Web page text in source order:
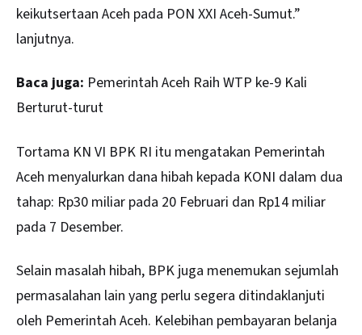
keikutsertaan Aceh pada PON XXI Aceh-Sumut.”
lanjutnya.
Baca juga: Pemerintah Aceh Raih WTP ke-9 Kali
Berturut-turut
Tortama KN VI BPK RI itu mengatakan Pemerintah
Aceh menyalurkan dana hibah kepada KONI dalam dua
tahap: Rp30 miliar pada 20 Februari dan Rp14 miliar
pada 7 Desember.
Selain masalah hibah, BPK juga menemukan sejumlah
permasalahan lain yang perlu segera ditindaklanjuti
oleh Pemerintah Aceh. Kelebihan pembayaran belanja